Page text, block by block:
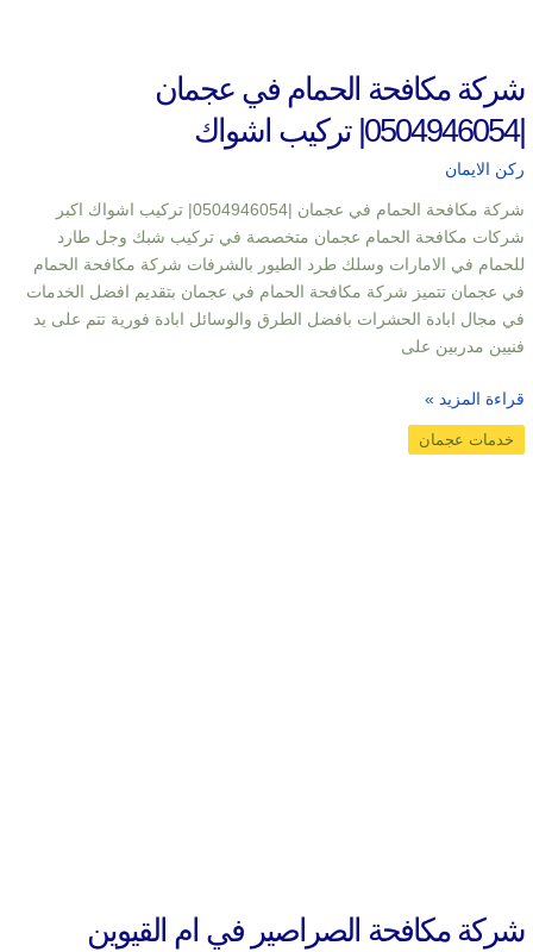
شركة مكافحة الحمام في عجمان
|0504946054| تركيب اشواك
ركن الايمان
شركة مكافحة الحمام في عجمان |0504946054| تركيب اشواك اكبر
شركات مكافحة الحمام عجمان متخصصة في تركيب شبك وجل طارد
للحمام في الامارات وسلك طرد الطيور بالشرفات شركة مكافحة الحمام
في عجمان تتميز شركة مكافحة الحمام في عجمان بتقديم افضل الخدمات
في مجال ابادة الحشرات بافضل الطرق والوسائل ابادة فورية تتم على يد
فنيين مدربين على
قراءة المزيد »
خدمات عجمان
شركة مكافحة الصراصير في ام القيوين